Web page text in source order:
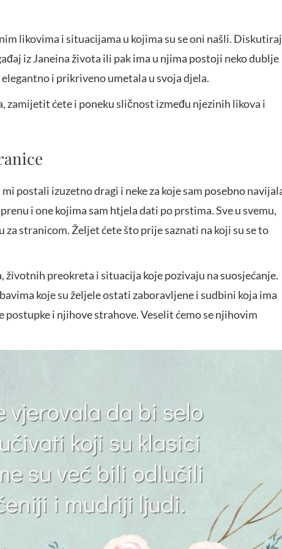
likovima i situacijama u kojima su se oni našli.
iz Janeina života ili pak ima u njima postoji neko dublje
i prikriveno umetala u svoja djela.
zamijetit ćete i poneku sličnost između njezinih likova i
postali izuzetno dragi i neke za koje sam posebno
i one kojima sam htjela dati po prstima. Sve u svemu,
stranicom. Željet ćete što prije saznati na koji su se to
preokreta i situacija koje pozivaju na suosjećanje.
koje su željele ostati zaboravljene i sudbini koja ima
i njihove strahove. Veselit ćemo se njihovim